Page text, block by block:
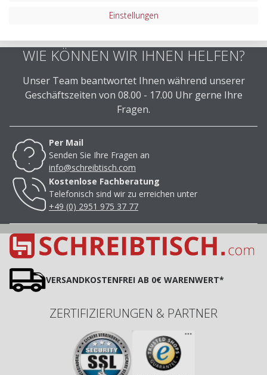
WIE KÖNNEN WIR IHNEN HELFEN?
Unser Team beantwortet Ihnen während unserer
Geschäftszeiten von 08.00 - 17.00 Uhr gerne Ihre
Fragen.
Per Mail
Senden Sie Ihre Fragen an
info@schreibtisch.com
Kostenlose Fachberatung
Telefonisch sind wir zu erreichen unter
+49 (0) 2951 975 37 77
VERSANDKOSTENFREI AB 0€ WARENWERT*
ZERTIFIZIERUNGEN & PARTNER
Einstellungen